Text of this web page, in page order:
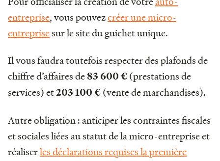
entreprise, vous pouvezcréer une micro-
entreprisesur le site du guichet unique.
Il vous faudra toutefois respecter des plafonds de
chiffre d’affaires de 83 600 € (prestations de
services) et 203 100 € (vente de marchandises).
Autre obligation : anticiper les contraintes fiscales
et sociales liées au statut de la micro-entreprise et
réaliserles déclarations requises la première